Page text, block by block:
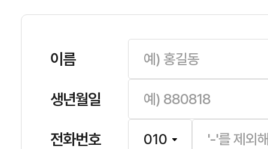
이름
생년월일
전화번호